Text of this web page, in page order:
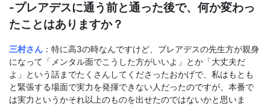
-プレアデスに通う前と通った後で、何か変わっ
たことはありますか？
三村さん ： 特に高3の時なんですけど、プレアデスの先生方が親身
になって「メンタル面でこうした方がいいよ」とか「大丈夫だ
よ」という話までたくさんしてくださったおかげで、私はもとも
と緊張する場面で実力を発揮できない人だったのですが、本番で
は実力というかそれ以上のものを出せたのではないかと思いま